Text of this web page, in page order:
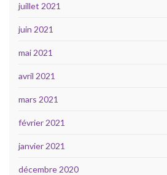
juillet 2021
juin 2021
mai 2021
avril 2021
mars 2021
février 2021
janvier 2021
décembre 2020